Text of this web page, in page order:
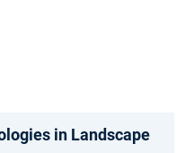
in Landscape